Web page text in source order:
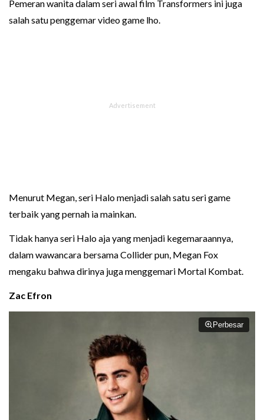
Pemeran wanita dalam seri awal film Transformers ini juga
salah satu penggemar video game lho.
Menurut Megan, seri Halo menjadi salah satu seri game
terbaik yang pernah ia mainkan.
Tidak hanya seri Halo aja yang menjadi kegemaraannya,
dalam wawancara bersama Collider pun, Megan Fox
mengaku bahwa dirinya juga menggemari Mortal Kombat.
Zac Efron
Perbesar